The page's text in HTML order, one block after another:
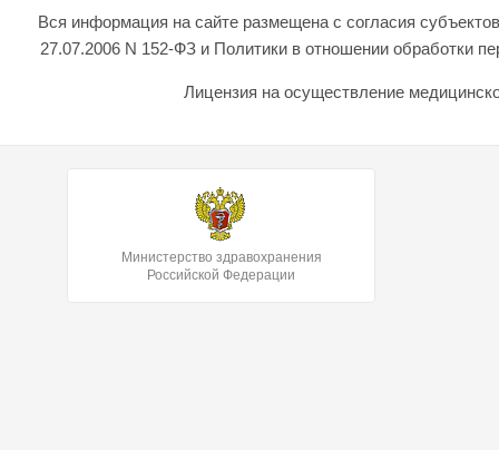
Вся информация на сайте размещена с согласия
27.07.2006 N 152-ФЗ и Политики в отношении обработки
Лицензия на осуществление
Министерство здравохранения
Российской Федерации